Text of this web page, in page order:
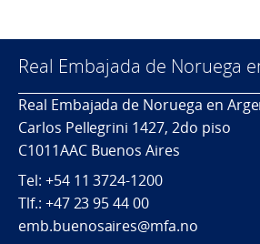
Real Embajada de Noruega
Real Embajada de Noruega en
Carlos Pellegrini 1427, 2do piso
C1011AAC Buenos Aires
Tel: +54 11 3724-1200
Tlf.: +47 23 95 44 00
emb.buenosaires@mfa.no